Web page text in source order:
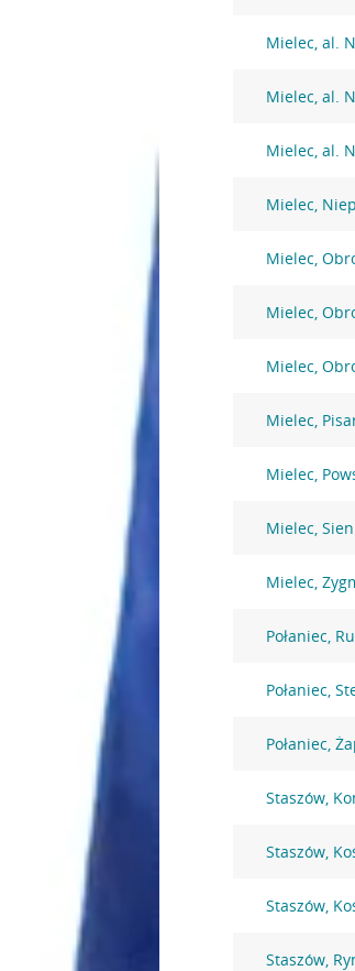
Mielec, al.
Mielec, al.
Mielec, al.
Mielec,
Mielec,
Mielec,
Mielec,
Mielec,
Mielec,
Mielec,
Mielec,
Połaniec,
Połaniec,
Połaniec,
Staszów,
Staszów,
Staszów,
Staszów,